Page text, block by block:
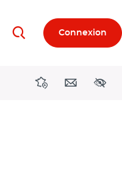
RechercherConnexion
DirectionsContact